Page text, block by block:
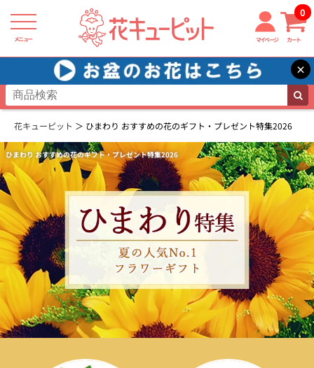
メニュー マイページ カート
0
×
花キューピット ひまわり おすすめの花のギフト・プレゼント特集2026
ひまわり おすすめの花のギフト・プレゼント特集2026